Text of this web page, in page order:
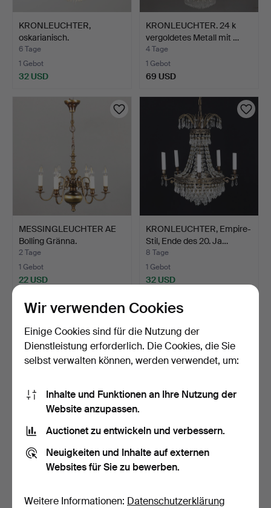
KRONLEUCHTER,
oskarianisch.
6 Tage
1 Gebot
32 USD
KRONLEUCHTER. 24 k
vergoldetes Metall mit …
4 Tage
1 Gebot
69 USD
MESSINGLEUCHTER AE
Bolling Gränna.
2 Tage
1 Gebot
22 USD
KRONLEUCHTER, Empire-
Stil, Ende des 20. Ja…
8 Tage
1 Gebot
32 USD
KRONLEUCHTER mit
5 Std 19 Min
KRONLEUCHTER,
Prisme…
9 Tage
2 Gebote
Wir verwenden Cookies
Einige Cookies sind für die Nutzung der
Dienstleistung erforderlich. Die Cookies, die Sie
selbst verwalten können, werden verwendet, um:
Inhalte und Funktionen an Ihre Nutzung der
Website anzupassen.
Auctionet zu entwickeln und verbessern.
Neuigkeiten und Inhalte auf externen
Websites für Sie zu bewerben.
Weitere Informationen: Datenschutzerklärung